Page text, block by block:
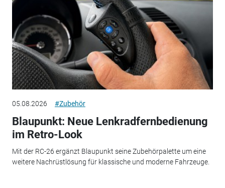
05.08.2026 #Zubehör
Blaupunkt: Neue Lenkradfernbedienung
im Retro-Look
Mit der RC-26 ergänzt Blaupunkt seine Zubehörpalette um eine
weitere Nachrüstlösung für klassische und moderne Fahrzeuge.